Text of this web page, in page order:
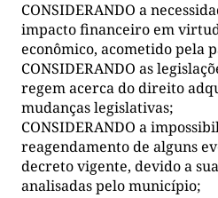
CONSIDERANDO a
impacto financeiro em
econômico, acometido pela
CONSIDERANDO as
regem acerca do direito
mudanças legislativas;
CONSIDERANDO a
reagendamento de alguns
decreto vigente, devido a
analisadas pelo município;